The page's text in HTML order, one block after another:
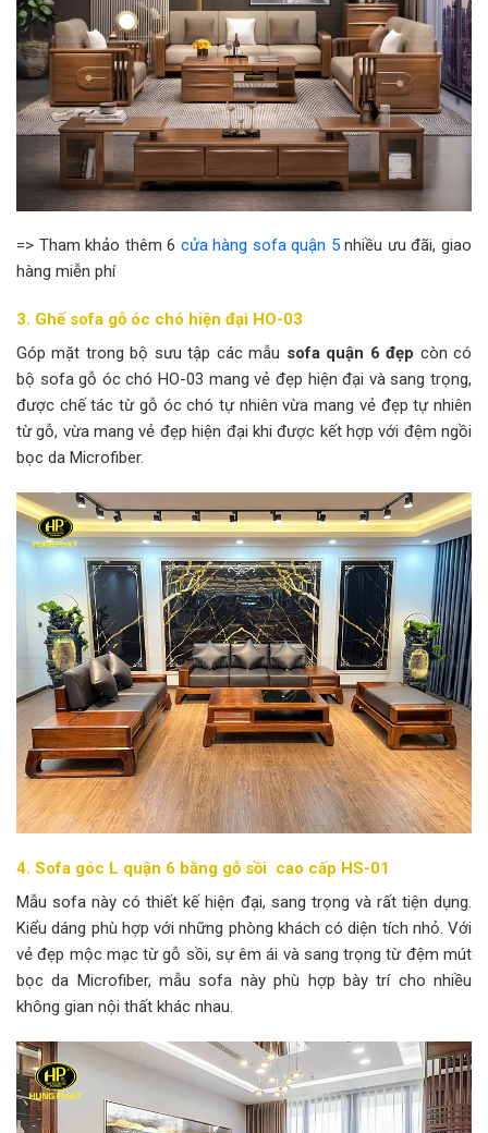
=> Tham khảo thêm 6 cửa hàng sofa quận 5nhiều ưu đãi, giao
hàng miễn phí
3. Ghế sofa gỗ óc chó hiện đại HO-03
Góp mặt trong bộ sưu tập các mẫu sofa quận 6 đẹp còn có
bộ sofa gỗ óc chó HO-03 mang vẻ đẹp hiện đại và sang trọng,
được chế tác từ gỗ óc chó tự nhiên vừa mang vẻ đẹp tự nhiên
từ gỗ, vừa mang vẻ đẹp hiện đại khi được kết hợp với đệm ngồi
bọc da Microfiber.
4. Sofa góc L quận 6 bằng gỗ sồi cao cấp HS-01
Mẫu sofa này có thiết kế hiện đại, sang trọng và rất tiện dụng.
Kiểu dáng phù hợp với những phòng khách có diện tích nhỏ. Với
vẻ đẹp mộc mạc từ gỗ sồi, sự êm ái và sang trọng từ đệm mút
bọc da Microfiber, mẫu sofa này phù hợp bày trí cho nhiều
không gian nội thất khác nhau.